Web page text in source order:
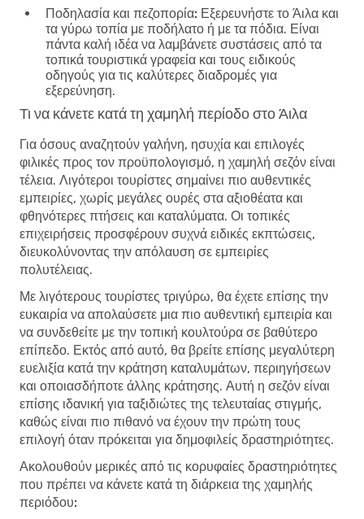
Ποδηλασία και πεζοπορία: Εξερευνήστε το Άιλα και
τα γύρω τοπία με ποδήλατο ή με τα πόδια. Είναι
πάντα καλή ιδέα να λαμβάνετε συστάσεις από τα
τοπικά τουριστικά γραφεία και τους ειδικούς
οδηγούς για τις καλύτερες διαδρομές για
εξερεύνηση.
Τι να κάνετε κατά τη χαμηλή περίοδο στο Άιλα
Για όσους αναζητούν γαλήνη, ησυχία και επιλογές
φιλικές προς τον προϋπολογισμό, η χαμηλή σεζόν είναι
τέλεια. Λιγότεροι τουρίστες σημαίνει πιο αυθεντικές
εμπειρίες, χωρίς μεγάλες ουρές στα αξιοθέατα και
φθηνότερες πτήσεις και καταλύματα. Οι τοπικές
επιχειρήσεις προσφέρουν συχνά ειδικές εκπτώσεις,
διευκολύνοντας την απόλαυση σε εμπειρίες
πολυτέλειας.
Με λιγότερους τουρίστες τριγύρω, θα έχετε επίσης την
ευκαιρία να απολαύσετε μια πιο αυθεντική εμπειρία και
να συνδεθείτε με την τοπική κουλτούρα σε βαθύτερο
επίπεδο. Εκτός από αυτό, θα βρείτε επίσης μεγαλύτερη
ευελιξία κατά την κράτηση καταλυμάτων, περιηγήσεων
και οποιασδήποτε άλλης κράτησης. Αυτή η σεζόν είναι
επίσης ιδανική για ταξιδιώτες της τελευταίας στιγμής,
καθώς είναι πιο πιθανό να έχουν την πρώτη τους
επιλογή όταν πρόκειται για δημοφιλείς δραστηριότητες.
Ακολουθούν μερικές από τις κορυφαίες δραστηριότητες
που πρέπει να κάνετε κατά τη διάρκεια της χαμηλής
περιόδου: